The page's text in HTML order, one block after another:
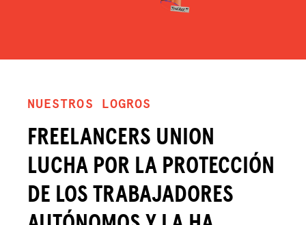
NUESTROS LOGROS
FREELANCERS UNION
LUCHA POR LA PROTECCIÓN
DE LOS TRABAJADORES